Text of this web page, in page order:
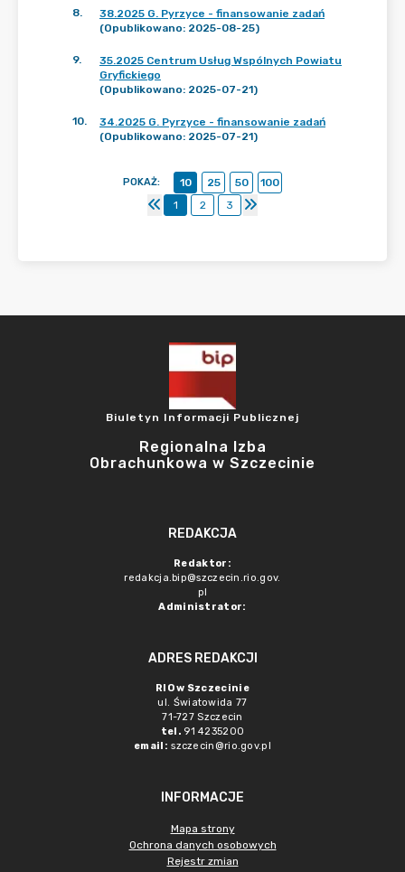
8.
38.2025 G. Pyrzyce - finansowanie zadań
(Opublikowano: 2025-08-25)
9.
35.2025 Centrum Usług Wspólnych Powiatu
Gryfickiego
(Opublikowano: 2025-07-21)
10.
34.2025 G. Pyrzyce - finansowanie zadań
(Opublikowano: 2025-07-21)
POKAŻ: 10 25 50
100
1
2 3
Biuletyn Informacji Publicznej
Regionalna Izba
Obrachunkowa w Szczecinie
REDAKCJA
Redaktor:
redakcja.bip@szczecin.rio.gov.
pl
Administrator:
ADRES REDAKCJI
RIO w Szczecinie
ul. Światowida 77
71-727 Szczecin
tel. 91 4235200
email: szczecin@rio.gov.pl
INFORMACJE
Mapa strony
Ochrona danych osobowych
Rejestr zmian